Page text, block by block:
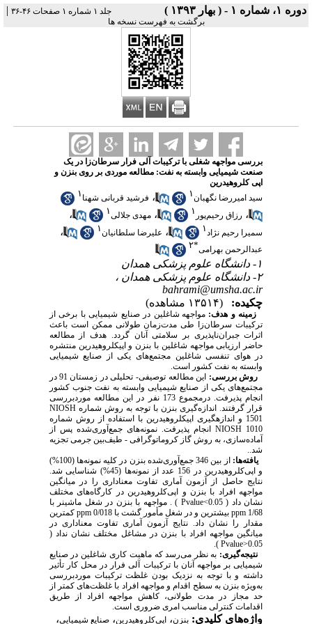
دوره ۱، شماره ۱ - ( بهار ۱۳۹۳ ) جلد ۱ شماره ۱ صفحات ۴۶-۳۶ |
برگشت به فهرست نسخه ها
بررسی مواجهه شغلی با ترکیبات آلی فرار سرطان‌زا در یک
صنعت شیمیایی وابسته به نفت: مطالعه موردی بر روی بنزن و
اپی کلروهیدرین
سید امیررضا نگهبان۱ ، فرشید قربانی شهنا ۱
، رزاق رحیم‌پور ۱ ، مهدی جلالی۱ ،
سمیرا رحیم نژاد ۱ ، علیرضا سلطانیان۱ ،
عبدالرحمن بهرامی*۲
۱- دانشگاه علوم پزشکی همدان
۲- دانشگاه علوم پزشکی همدان ،
bahrami@umsha.ac.ir
چکیده:
(۱۳۵۱۴ مشاهده)
زمینه و هدف:مواجهه شاغلین در صنایع شیمیایی با برخی از
ترکیبات سرطان‌زا طی مدت‌زمان طولانی ممکن است باعث
اثرات جبران‌ناپذیری بر سلامتی آنان گردد. هدف از مطالعه
حاضر ارزیابی مواجهه شاغلین با بنزن و اپی­کلروهیدرین منتشره
در هوای تنفسی شاغلین مجتمع‌های یکی از صنایع شیمیایی
وابسته به نفت کشور است.
روش بررسی:
این مطالعه توصیفی- تحلیلی در زمستان 91 در
مجتمع‌های یکی از صنایع شیمیایی وابسته به نفت جنوب کشور
انجام پذیرفت. درمجموع 173 نفر در این مطالعه موردبررسی
قرار گرفتند. اندازه‌گیری بنزن با توجه به روش شماره NIOSH
1501 و اندازه­گیری اپی­کلروهیدرین با استفاده از روش شماره
NIOSH 1010 انجام پذیرفت. نمونه‌های جمع‌آوری‌شده پس از
آماده‌سازی، به روش گاز کروماتوگرافی - طیف‌بین جرمی تجزیه
شد..
یافته‌ها:
از بین 346 جمع‌آوری‌شده بنزن در کلیه نمونه‌ها (100%)
و اپی‌کلروهیدرین در 156 عدد از نمونه‌ها (45%) شناسایی شد.
نتایج حاصل از آزمون آماری تفاوت معناداری را در میانگین
مواجهه افراد با بنزن و اپی‌کلروهیدرین در کارگاه‌های مختلف
نشان داد ( Pvalue<0.05 ) . مواجهه با بنزن در شغل ماشینر با
ppm 1/68 بیشترین و در شغل مأمور گشت با ppm 0/018 کمترین
مقدار را نشان داد. نتایج آزمون آماری تفاوت معناداری در
میانگین مواجهه افراد با بنزن در مشاغل مختلف نشان نداد (
Pvalue>0.05 ).
نتیجه‌گیری: به نظر می‌رسد که ماهیت کاری شاغلین در صنایع
شیمیایی بر مواجهه آنان با ترکیبات آلی فرار در محل کار تأثیر
داشته و با توجه به نزدیک بودن غلظت ترکیبات موردبررسی
به‌ویژه بنزن به سطح اقدام و مواجهه افراد با غلظت‌های کمتر از
حد مجاز در مدت طولانی، کاهش مواجهه افراد از طریق
اقدامات کنترلی مناسب امری ضروری است.
واژه‌های کلیدی: بنزن، اپی‌کلروهیدرین، صنایع شیمیایی،